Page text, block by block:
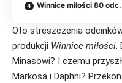
Winnice miłości 80
Oto streszczenia
produkcji Winnice miłości.
Minasowi? I czemu
Markosa i Daphni?